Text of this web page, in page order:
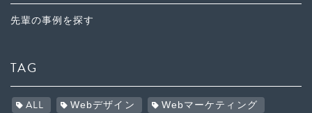
先輩の事例を探す
TAG
ALL Webデザイン Webマーケティング